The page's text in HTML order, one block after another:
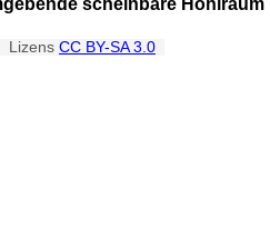
Lizens CC BY-SA 3.0